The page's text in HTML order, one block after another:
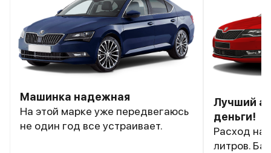
Машинка надежная
На этой марке уже передвегаюсь
не один год все устраивает.
Лучший
деньги!
Расход на
литров.